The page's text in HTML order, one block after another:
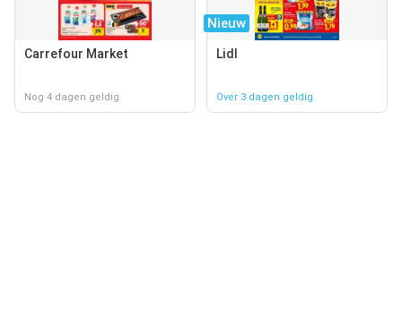
Carrefour Market
Nog 4 dagen geldig
Nieuw
Lidl
Over 3 dagen geldig